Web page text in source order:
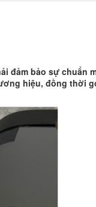
đảm bảo sự chuẩn
hiệu, đồng thời